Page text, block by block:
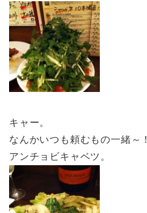
キャー。
なんかいつも頼むもの一緒～！
アンチョビキャベツ。